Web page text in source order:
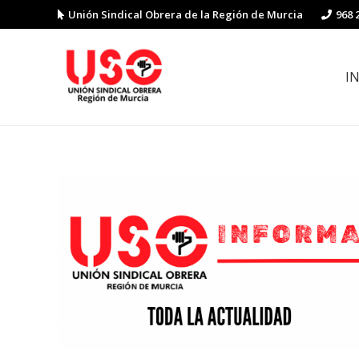
Unión Sindical Obrera de la Región de Murcia 968